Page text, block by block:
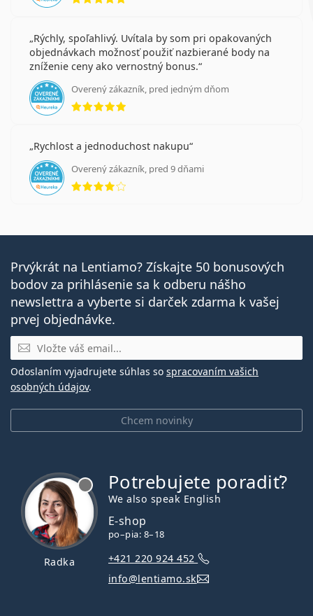
Rýchly, spoľahlivý. Uvítala by som pri opakovaných
objednávkach možnosť použiť nazbierané body na
zníženie ceny ako vernostný bonus.
Overený zákazník, pred jedným dňom
hodnotenie 5 z 5
Rychlost a jednoduchost nakupu
Overený zákazník, pred 9 dňami
hodnotenie 4 z 5
Prvýkrát na Lentiamo? Získajte 50 bonusových
bodov za prihlásenie sa k odberu nášho
newslettra a vyberte si darček zdarma k vašej
prvej objednávke.
E-mail
Chcem novinky
Odoslaním vyjadrujete súhlas so spracovaním vašich
osobných údajov.
Radka
Potrebujete poradiť?
We also speak English
E-shop
po–pia: 8–18
+421 220 924 452
info@lentiamo.sk